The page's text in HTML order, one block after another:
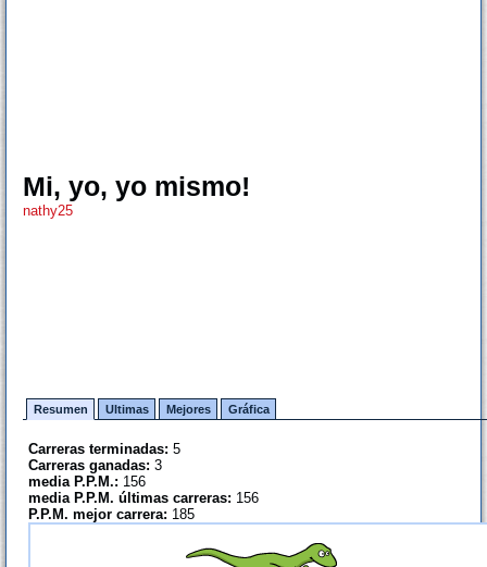
Mi, yo, yo mismo!
nathy25
Resumen Ultimas Mejores Gráfica
Carreras terminadas: 5
Carreras ganadas: 3
media P.P.M.: 156
media P.P.M. últimas carreras: 156
P.P.M. mejor carrera: 185